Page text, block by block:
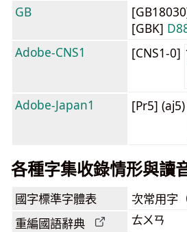
GB
[GBK]
Adobe-CNS1
[CNS1-0]
Adobe-Japan1 [Pr5] (aj5)
各種字集收錄情形與讀
國字標準字體表 次常用字
重編國語辭典 ㄊㄨㄢ